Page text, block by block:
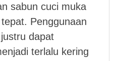
sabun cuci muka
Penggunaan
dapat
terlalu kering